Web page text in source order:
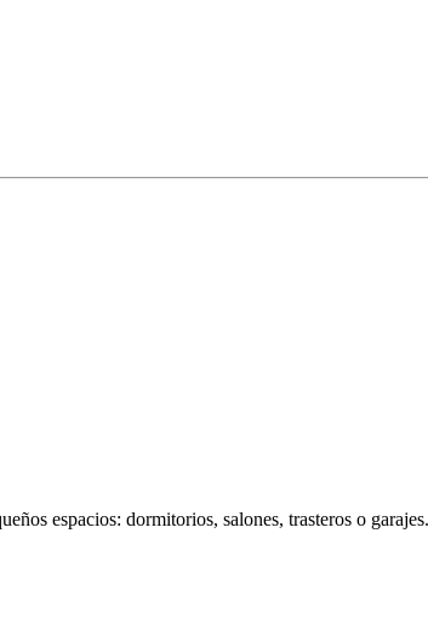
espacios: dormitorios, salones, trasteros o